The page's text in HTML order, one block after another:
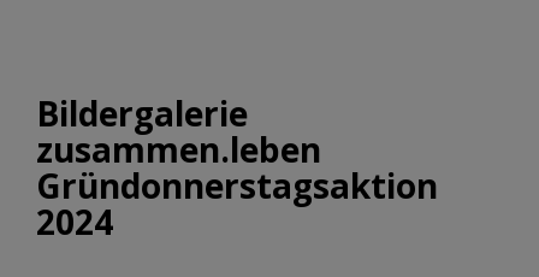
Bildergalerie
zusammen.leben
Gründonnerstagsaktion
2024